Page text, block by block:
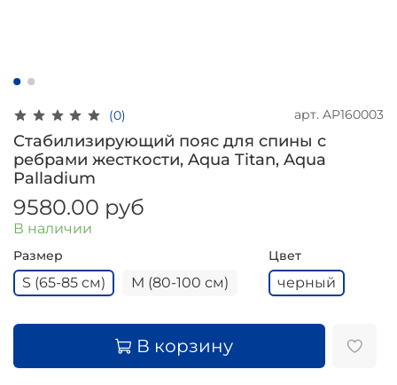
(0) арт. AP160003
Стабилизирующий пояс для спины с
ребрами жесткости, Aqua Titan, Aqua
Palladium
9580.00 руб
В наличии
Размер
S (65-85 см) М (80-100 см)
Цвет
черный
В корзину